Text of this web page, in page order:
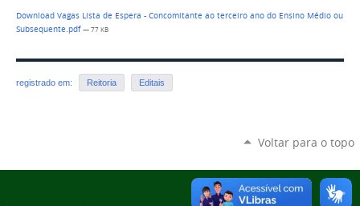
Download Vagas Lista de Espera - Concomitante ao terceiro ano do Ensino Médio ou
Subsequente.pdf— 77 KB
registrado em: Reitoria Editais
Voltar para o topo